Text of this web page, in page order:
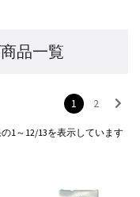
品一覧
1～12/13を表示しています
1 2